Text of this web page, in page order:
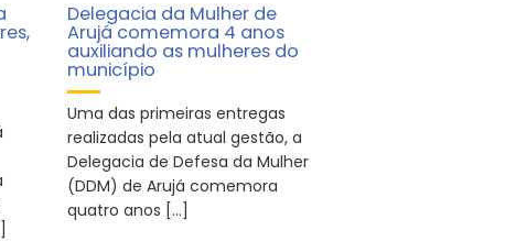
Delegacia da Mulher de
Arujá comemora 4 anos
auxiliando as mulheres do
município
Uma das primeiras entregas
realizadas pela atual gestão, a
Delegacia de Defesa da Mulher
(DDM) de Arujá comemora
quatro anos […]